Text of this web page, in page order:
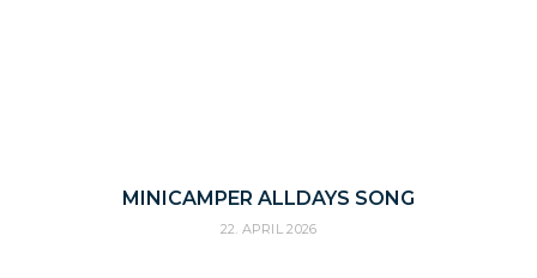
MINICAMPER ALLDAYS SONG
22. APRIL 2026